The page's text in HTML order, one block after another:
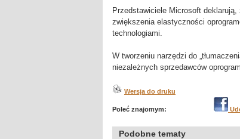
Przedstawiciele Microsoft
zwiększenia elastyczności
technologiami.
W tworzeniu narzędzi do
niezależnych sprzedawców
Wersja do druku
Poleć znajomym:
Podobne tematy